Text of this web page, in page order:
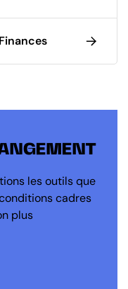
les outils que
cadres
plus